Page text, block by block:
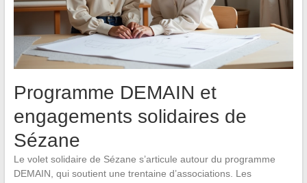
Programme DEMAIN et
engagements solidaires de
Sézane
Le volet solidaire de Sézane s’articule autour du programme
DEMAIN, qui soutient une trentaine d’associations. Les